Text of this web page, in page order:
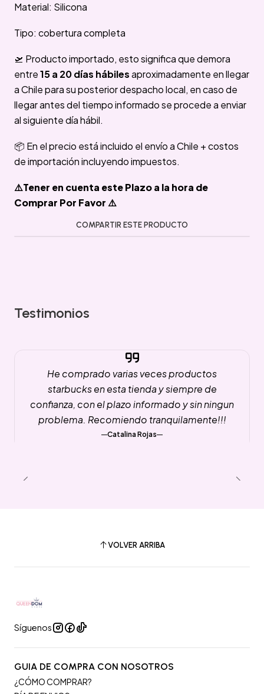
Material: Silicona
Tipo: cobertura completa
🛫 Producto importado, esto significa que demora
entre15 a 20 días hábilesaproximadamente en llegar
a Chile para su posterior despacho local, en caso de
llegar antes del tiempo informado se procede a enviar
al siguiente día hábil.
📦 En el precio está incluido el envío a Chile + costos
de importación incluyendo impuestos.
⚠️Tener en cuenta este Plazo a la hora de
Comprar Por Favor ⚠️
COMPARTIR ESTE PRODUCTO
Testimonios
He comprado varias veces productos
starbucks en esta tienda y siempre de
confianza, con el plazo informado y sin ningun
problema. Recomiendo tranquilamente!!!
Catalina Rojas
VOLVER ARRIBA
Síguenos
GUIA DE COMPRA CON NOSOTROS
¿CÓMO COMPRAR?